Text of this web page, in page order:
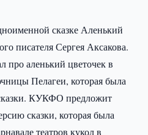
сказке Аленький
писателя Сергея Аксакова.
про аленький цветочек в
Пелагеи, которая была
КУКФО предложит
сказки, которая была
театров кукол в